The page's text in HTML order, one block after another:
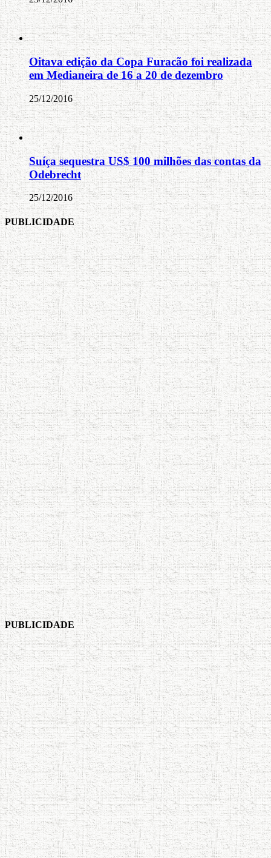
Oitava edição da Copa Furacão foi realizada
em Medianeira de 16 a 20 de dezembro
25/12/2016
Suíça sequestra US$ 100 milhões das contas da
Odebrecht
25/12/2016
PUBLICIDADE
PUBLICIDADE